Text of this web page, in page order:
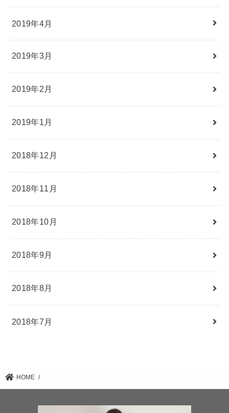
2019年4月
2019年3月
2019年2月
2019年1月
2018年12月
2018年11月
2018年10月
2018年9月
2018年8月
2018年7月
HOME